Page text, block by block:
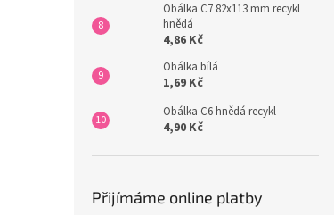
Obálka C7 82x113 mm recykl
hnědá
4,86 Kč
Obálka bílá
1,69 Kč
Obálka C6 hnědá recykl
4,90 Kč
Přijímáme online platby